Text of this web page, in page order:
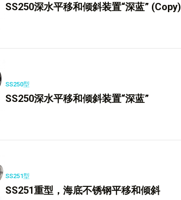
SS250深水平移和倾斜装置“深蓝” (Copy)
SS250型
SS250深水平移和倾斜装置“深蓝”
SS251型
SS251重型，海底不锈钢平移和倾斜